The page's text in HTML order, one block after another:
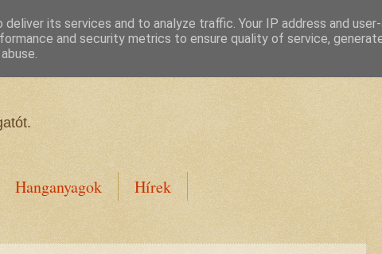
Hanganyagok Hírek
its services and to analyze traffic. Your IP address and
and security metrics to ensure quality of service,